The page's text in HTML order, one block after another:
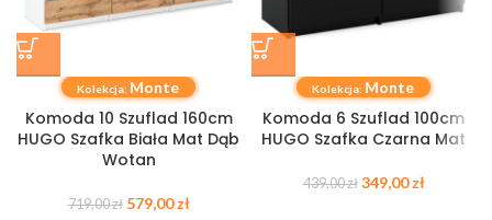
Kolekcja: Monte
Komoda 10 Szuflad 160cm
HUGO Szafka Biała Mat Dąb
Wotan
719,00zł 579,00zł
Kolekcja: Monte
Komoda 6 Szuflad 100cm
HUGO Szafka Czarna Mat
439,00zł 349,00zł